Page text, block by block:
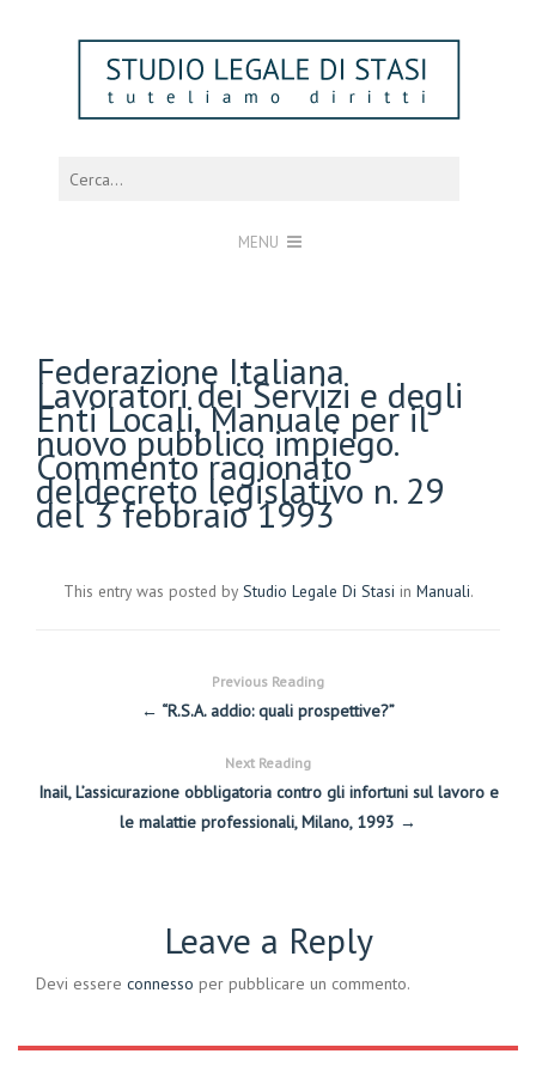
MENU
Federazione Italiana
Lavoratori dei Servizi e degli
Enti Locali, Manuale per il
nuovo pubblico impiego.
Commento ragionato
deldecreto legislativo n. 29
del 3 febbraio 1993
This entry was posted by Studio Legale Di Stasi in Manuali.
Previous Reading
← “R.S.A. addio: quali prospettive?”
Next Reading
Inail, L’assicurazione obbligatoria contro gli infortuni sul lavoro e
le malattie professionali, Milano, 1993 →
Leave a Reply
Devi essere connesso per pubblicare un commento.